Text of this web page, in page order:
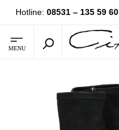
Hotline: 08531 – 135 59 60
MENU